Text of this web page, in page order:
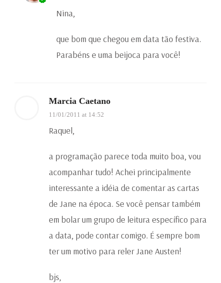
Nina,
que bom que chegou em data tão festiva.
Parabéns e uma beijoca para você!
Marcia Caetano
11/01/2011 at 14:52
Raquel,
a programação parece toda muito boa, vou
acompanhar tudo! Achei principalmente
interessante a idéia de comentar as cartas
de Jane na época. Se você pensar também
em bolar um grupo de leitura específico para
a data, pode contar comigo. É sempre bom
ter um motivo para reler Jane Austen!
bjs,